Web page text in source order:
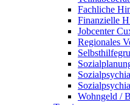
Fachliche
Finanzielle
Jobcenter
Regionales
Wohngeld /